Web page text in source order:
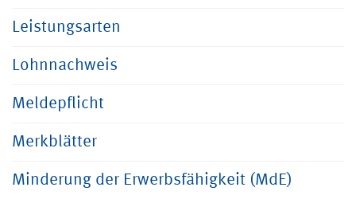
Leistungsarten
Lohnnachweis
Meldepflicht
Merkblätter
Minderung der Erwerbsfähigkeit (MdE)